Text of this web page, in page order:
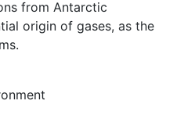
from Antarctic
origin of gases, as the